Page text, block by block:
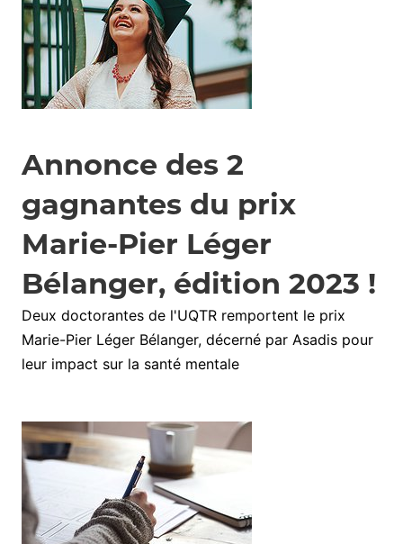
Annonce des 2
gagnantes du prix
Marie-Pier Léger
Bélanger, édition 2023 !
Deux doctorantes de l'UQTR remportent le prix
Marie-Pier Léger Bélanger, décerné par Asadis pour
leur impact sur la santé mentale